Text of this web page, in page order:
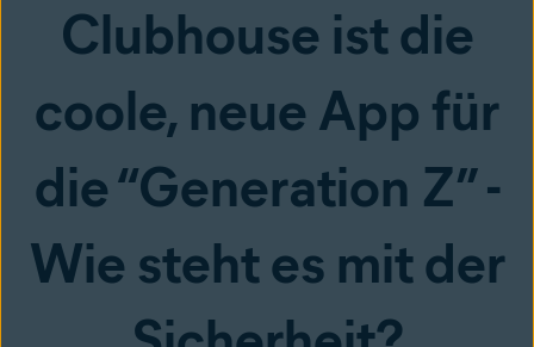
Clubhouse ist die
coole, neue App für
die “Generation Z” -
Wie steht es mit der